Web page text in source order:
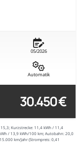
05/2026
Automatik
30.450 €
15,3; Kurzstrecke: 11,4 kWh / 11,4
/ 13,9 kWh/100 km; Autobahn: 20,0
km/Jahr (Strompreis: 0,41